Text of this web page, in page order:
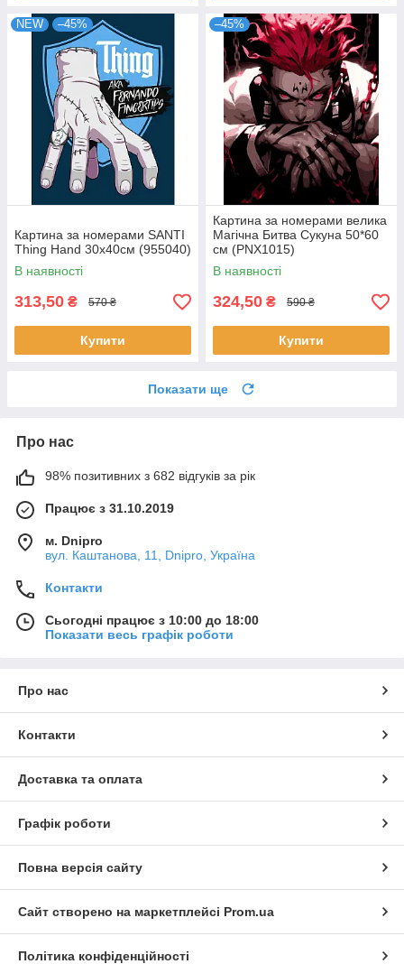
NEW –45%
Картина за номерами SANTI
Thing Hand 30х40см (955040)
В наявності
313,50 ₴ 570 ₴
Купити
–45%
Картина за номерами велика
Магічна Битва Сукуна 50*60
см (PNX1015)
В наявності
324,50 ₴ 590 ₴
Купити
Показати ще
Про нас
98% позитивних з 682 відгуків за рік
Працює з 31.10.2019
м. Dnipro
вул. Каштанова, 11, Dnipro, Україна
Контакти
Сьогодні працює з 10:00 до 18:00
Показати весь графік роботи
Про нас
Контакти
Доставка та оплата
Графік роботи
Повна версія сайту
Сайт створено на маркетплейсі Prom.ua
Політика конфіденційності